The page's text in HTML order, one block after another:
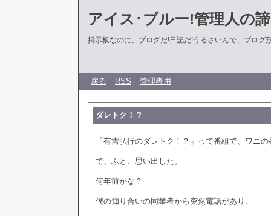
アイス･ブルー!管理人の
掲示板なのに、ブログだ!日記だ!うるさいんで、ブログ
戻る RSS 管理者用
ダレトク！？
「有吉弘行のダレトク！？」って番組で、ワニ
で、ふと、思い出した。
何年前かな？
僕の知り合いの同業者から突然電話があり、